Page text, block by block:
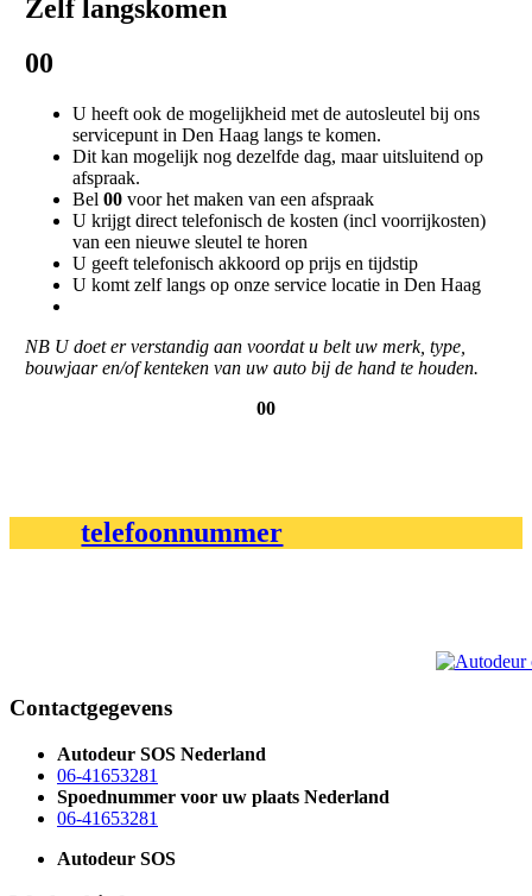
Zelf langskomen
00
U heeft ook de mogelijkheid met de autosleutel bij ons
servicepunt in Den Haag langs te komen.
Dit kan mogelijk nog dezelfde dag, maar uitsluitend op
afspraak.
Bel00 voor het maken van een afspraak
U krijgt direct telefonisch de kosten (incl voorrijkosten)
van een nieuwe sleutel te horen
U geeft telefonisch akkoord op prijs en tijdstip
U komt zelf langs op onze service locatie in Den Haag
NB U doet er verstandig aan voordat u belt uw merk, type,
bouwjaar en/of kenteken van uw auto bij de hand te houden.
00
telefoonnummer
Contactgegevens
Autodeur SOS Nederland
06-41653281
Spoednummer voor uw plaats Nederland
06-41653281
Autodeur SOS